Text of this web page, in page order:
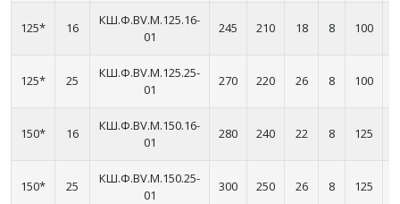
125* 16
КШ.Ф.BV.М.125.16-
01
245 210 18 8 100
125* 25
КШ.Ф.BV.М.125.25-
01
270 220 26 8 100
150* 16
КШ.Ф.BV.М.150.16-
01
280 240 22 8 125
150* 25
КШ.Ф.BV.М.150.25-
01
300 250 26 8 125